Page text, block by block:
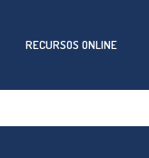
RECURSOS ONLINE